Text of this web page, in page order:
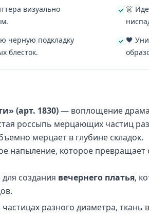
визуально
👗
черную подкладку
блесток.
🖤
(арт. 1830)— воплощение
россыпь мерцающих частиц
мерцает в глубине складок.
напыление, которое
создания вечернего платья,
частицах разного диаметра,